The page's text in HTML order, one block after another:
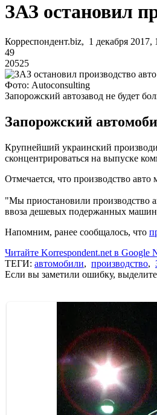
ЗАЗ остановил
Корреспондент.biz, 1 декабря 2017,
49
20525
Фото: Autoconsulting
Запорожский автозавод не будет
Запорожский
Крупнейший украинский
сконцентрироваться на выпуске
Отмечается, что производство
"Мы приостановили производство
ввоза дешевых подержанных
Напомним, ранее сообщалось, что
Читайте Korrespondent.net в Google
ТЕГИ: автомобили, производство,
Если вы заметили ошибку,